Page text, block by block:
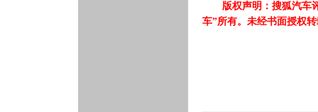
版权声明：搜狐汽车
车”所有。未经书面授权